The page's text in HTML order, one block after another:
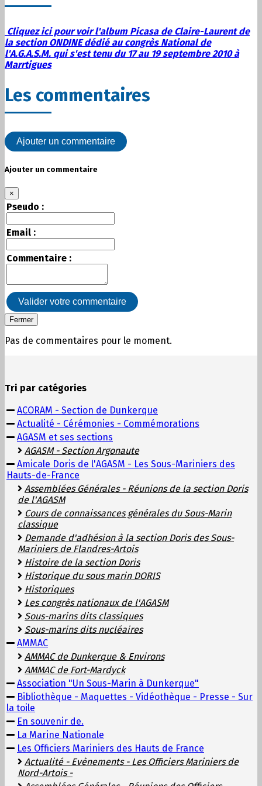
Cliquez ici pour voir l'album Picasa de Claire-Laurent de
la section ONDINE dédié au congrès National de
l'A.G.A.S.M. qui s'est tenu du 17 au 19 septembre 2010 à
Marrtigues
Les commentaires
Ajouter un commentaire
Ajouter un commentaire
×
Pseudo :
Email :
Commentaire :
Valider votre commentaire
Fermer
Pas de commentaires pour le moment.
Tri par catégories
ACORAM - Section de Dunkerque
Actualité - Cérémonies - Commémorations
AGASM et ses sections
AGASM - Section Argonaute
Amicale Doris de l'AGASM - Les Sous-Mariniers des
Hauts-de-France
Assemblées Générales - Réunions de la section Doris
de l'AGASM
Cours de connaissances générales du Sous-Marin
classique
Demande d'adhésion à la section Doris des Sous-
Mariniers de Flandres-Artois
Histoire de la section Doris
Historique du sous marin DORIS
Historiques
Les congrès nationaux de l'AGASM
Sous-marins dits classiques
Sous-marins dits nucléaires
AMMAC
AMMAC de Dunkerque & Environs
AMMAC de Fort-Mardyck
Association "Un Sous-Marin à Dunkerque"
Bibliothèque - Maquettes - Vidéothèque - Presse - Sur
la toile
En souvenir de.
La Marine Nationale
Les Officiers Mariniers des Hauts de France
Actualité - Evènements - Les Officiers Mariniers de
Nord-Artois -